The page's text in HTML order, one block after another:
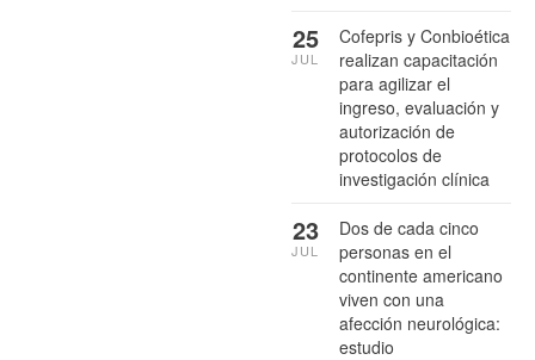
Cofepris y Conbioética
realizan capacitación
para agilizar el
ingreso, evaluación y
autorización de
protocolos de
investigación clínica
25
JUL
Dos de cada cinco
personas en el
continente americano
viven con una
afección neurológica:
estudio
23
JUL